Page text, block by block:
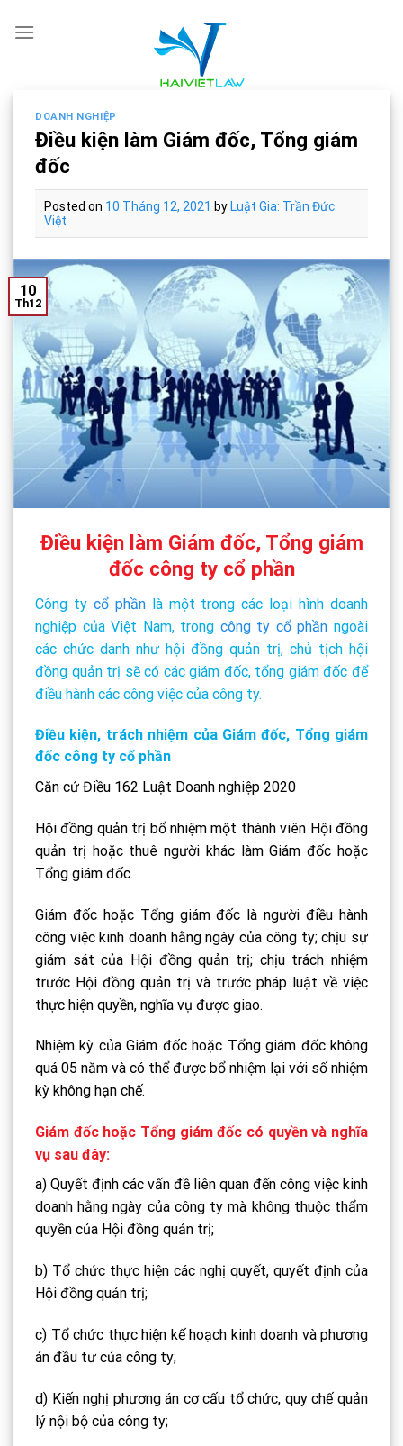
DOANH NGHIỆP
Điều kiện làm Giám đốc, Tổng giám
đốc
Posted on 10 Tháng 12, 2021 by Luật Gia: Trần Đức
Việt
10
Th12
Điều kiện làm Giám đốc, Tổng giám
đốc công ty cổ phần
Công ty cổ phầnlà một trong các loại hình doanh
nghiệp của Việt Nam, trong công ty cổ phần ngoài
các chức danh như hội đồng quản trị, chủ tịch hội
đồng quản trị sẽ có các giám đốc, tổng giám đốc để
điều hành các công việc của công ty.
Điều kiện, trách nhiệm của Giám đốc, Tổng giám
đốc công ty cổ phần
Căn cứ Điều 162 Luật Doanh nghiệp 2020
Hội đồng quản trị bổ nhiệm một thành viên Hội đồng
quản trị hoặc thuê người khác làm Giám đốc hoặc
Tổng giám đốc.
Giám đốc hoặc Tổng giám đốc là người điều hành
công việc kinh doanh hằng ngày của công ty; chịu sự
giám sát của Hội đồng quản trị; chịu trách nhiệm
trước Hội đồng quản trị và trước pháp luật về việc
thực hiện quyền, nghĩa vụ được giao.
Nhiệm kỳ của Giám đốc hoặc Tổng giám đốc không
quá 05 năm và có thể được bổ nhiệm lại với số nhiệm
kỳ không hạn chế.
Giám đốc hoặc Tổng giám đốc có quyền và nghĩa
vụ sau đây:
a) Quyết định các vấn đề liên quan đến công việc kinh
doanh hằng ngày của công ty mà không thuộc thẩm
quyền của Hội đồng quản trị;
b) Tổ chức thực hiện các nghị quyết, quyết định của
Hội đồng quản trị;
c) Tổ chức thực hiện kế hoạch kinh doanh và phương
án đầu tư của công ty;
d) Kiến nghị phương án cơ cấu tổ chức, quy chế quản
lý nội bộ của công ty;